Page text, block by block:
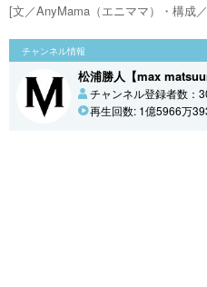
[文／AnyMama（エニママ）・構成
チャンネル情報
松浦勝人【max
チャンネル登録者数：
再生回数: 1億5966万